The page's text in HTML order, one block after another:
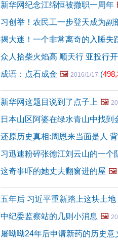
新华网纪念江绵恒被撤职一周年
习创举！农民工一步登天成为副
揭大迷！一个非常离奇的入睡失
众人拾柴火焰高 顺天行 亚投行
成语：点石成金 🖼️ 2016/1/17 (
新华网这题目说到了点子上 🖼️
日本山区阿婆在绿水青山中找到
还原历史真相:周恩来当面是人
习迅速粉碎张德江刘云山的一个
这奇事吓的她丈夫翻窗进的屋 🖼️
五年后 习近平重新踏上这块土地
中纪委监察站的几则小消息 🖼️
屠呦呦24年后申请新药的历史意